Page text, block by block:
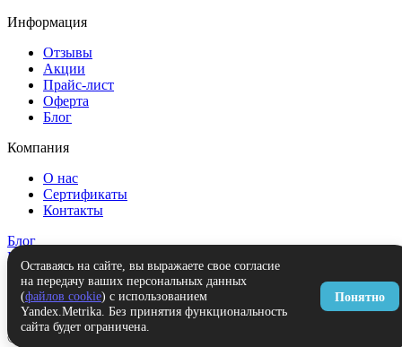
Информация
Отзывы
Акции
Прайс-лист
Оферта
Блог
Компания
О нас
Сертификаты
Контакты
Блог
Контакты
Заказать звонок
+7 (495) 323-53-30zakaz@prometex.pro
© 2026 Интернет-магазин Прометекс
Оставаясь на сайте, вы выражаете свое согласие
на передачу ваших персональных данных
(файлов cookie) с использованием
Yandex.Metrika. Без принятия функциональность
сайта будет ограничена.
Понятно